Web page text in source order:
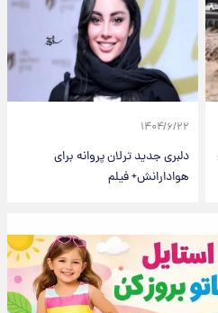
۱۴۰۴/۶/۲۲
دلبری جدید ترلان پروانه برای
هوادارانش+ فیلم